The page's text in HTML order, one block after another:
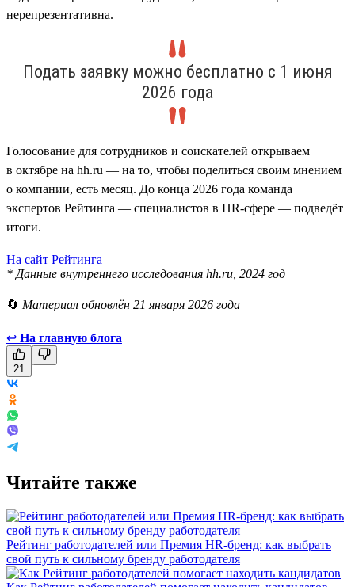
нерепрезентативна.
Подать заявку можно бесплатно с 1 июня
2026 года
Голосование для сотрудников и соискателей открываем
в октябре на hh.ru — на то, чтобы поделиться своим мнением
о компании, есть месяц. До конца 2026 года команда
экспертов Рейтинга — специалистов в HR-сфере — подведёт
итоги.
На сайт Рейтинга
* Данные внутреннего исследования hh.ru, 2024 год
🔄 Материал обновлён 21 января 2026 года
↩ На главную блога
21
Читайте также
Рейтинг работодателей или Премия HR-бренд: как выбрать
свой путь к сильному бренду работодателя